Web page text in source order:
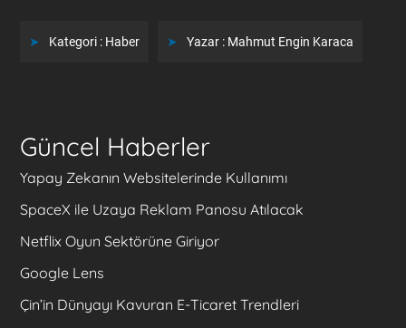
Kategori : Haber Yazar : Mahmut Engin Karaca
Güncel Haberler
Yapay Zekanın Websitelerinde Kullanımı
SpaceX ile Uzaya Reklam Panosu Atılacak
Netflix Oyun Sektörüne Giriyor
Google Lens
Çin’in Dünyayı Kavuran E-Ticaret Trendleri